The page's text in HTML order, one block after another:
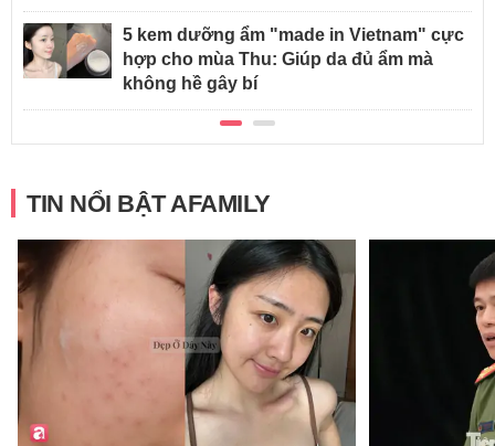
5 kem dưỡng ẩm "made in Vietnam" cực
hợp cho mùa Thu: Giúp da đủ ẩm mà
không hề gây bí
TIN NỔI BẬT AFAMILY